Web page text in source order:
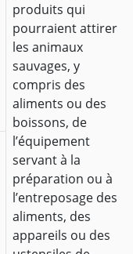
produits qui
pourraient attirer
les animaux
sauvages, y
compris des
aliments ou des
boissons, de
l’équipement
servant à la
préparation ou à
l’entreposage des
aliments, des
appareils ou des